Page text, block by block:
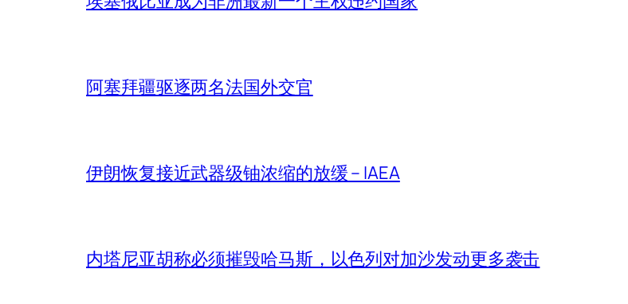
阿塞拜疆驱逐两名法国外交官
伊朗恢复接近武器级铀浓缩的放缓 – IAEA
内塔尼亚胡称必须摧毁哈马斯，以色列对加沙发动更多袭击